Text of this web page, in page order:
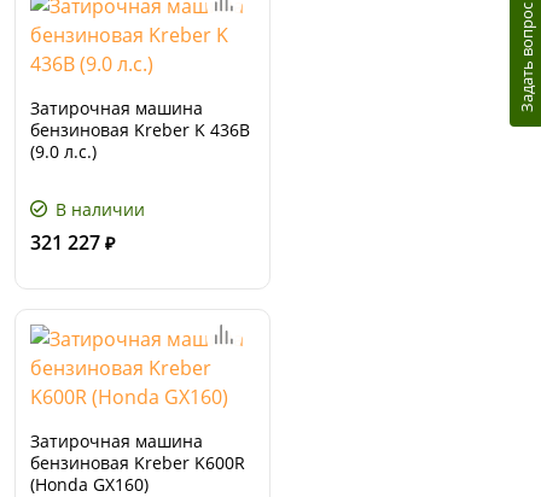
Затирочная машина
бензиновая Kreber K 436В
(9.0 л.с.)
В наличии
321 227 ₽
Затирочная машина
бензиновая Kreber K600R
(Honda GX160)
Задать вопрос